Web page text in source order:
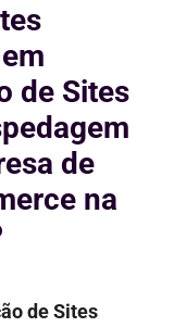
de Sites
de
na
de Sites